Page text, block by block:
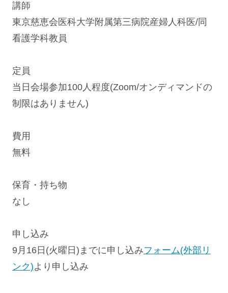
講師
東京慈恵会医科大学附属第三病院産婦人科医/同
看護学科教員
定員
当日会場参加100人程度(Zoom/オンディマンドの
制限はありません)
費用
無料
保育・持ち物
なし
申し込み
9月16日(火曜日)までに申し込みフォーム(外部リ
ンク)より申し込み